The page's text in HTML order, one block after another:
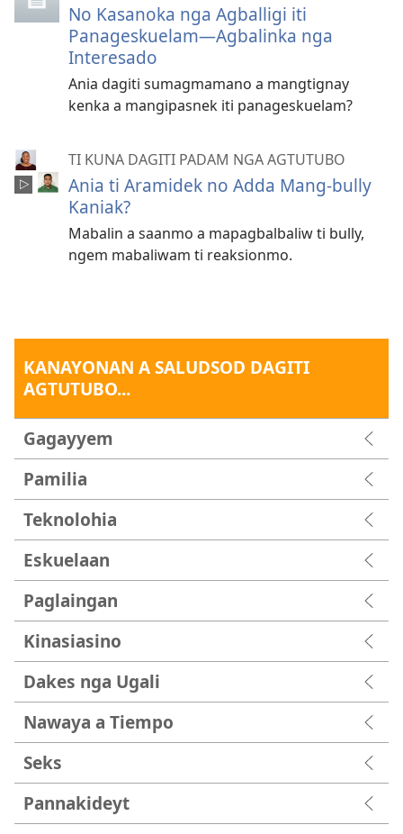
No Kasanoka nga Agballigi iti
Panageskuelam—Agbalinka nga
Interesado
Ania dagiti sumagmamano a mangtignay
kenka a mangipasnek iti panageskuelam?
TI KUNA DAGITI PADAM NGA AGTUTUBO
Ania ti Aramidek no Adda Mang-bully
Kaniak?
Mabalin a saanmo a mapagbalbaliw ti bully,
ngem mabaliwam ti reaksionmo.
KANAYONAN A SALUDSOD DAGITI
AGTUTUBO...
Gagayyem
Pamilia
Teknolohia
Eskuelaan
Paglaingan
Kinasiasino
Dakes nga Ugali
Nawaya a Tiempo
Seks
Pannakideyt